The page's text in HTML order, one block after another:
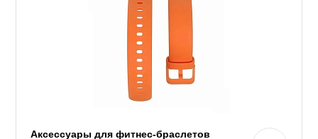
Аксессуары для фитнес-браслетов